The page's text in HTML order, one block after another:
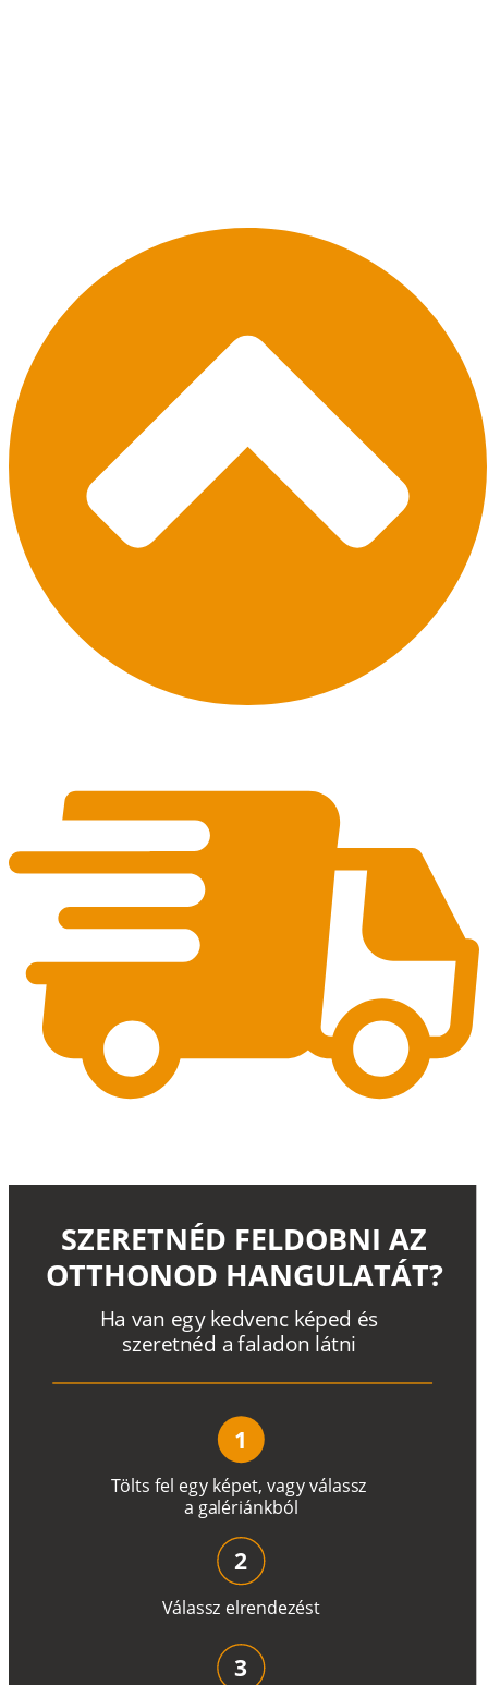
Tölts fel egy képet, vagyválassz
a galériánkból
Ha van egy kedvenc képed és
szeretnéd a faladon látni
SZERETNÉD FELDOBNI AZ
OTTHONOD HANGULATÁT?
1
Válassz elrendezést
2
3